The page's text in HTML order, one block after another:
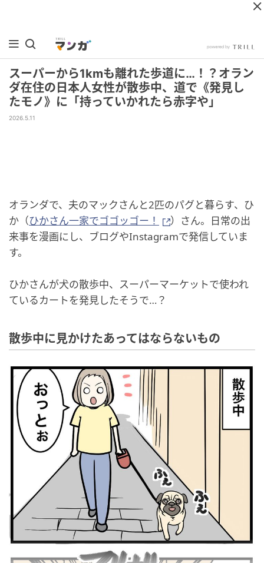
スーパーから1kmも離れた歩道に…！？オラン
ダ在住の日本人女性が散歩中、道で《発見し
たモノ》に「持っていかれたら赤字や」
2026.5.11
オランダで、夫のマックさんと2匹のパグと暮らす、ひ
か（ひかさん一家でゴゴッゴー！
）さん。日常の出
来事を漫画にし、ブログやInstagramで発信していま
す。
ひかさんが犬の散歩中、スーパーマーケットで使われ
ているカートを発見したそうで…？
散歩中に見かけたあってはならないもの